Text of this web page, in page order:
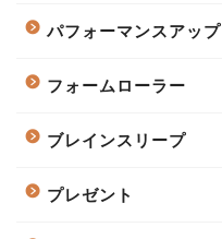
パフォーマンスアップ
フォームローラー
ブレインスリープ
プレゼント